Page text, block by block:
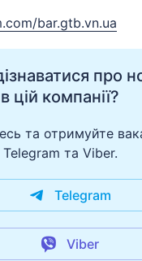
bar.gtb.vn.ua
про
цій компанії?
та отримуйте
Telegram та Viber.
Telegram
Viber